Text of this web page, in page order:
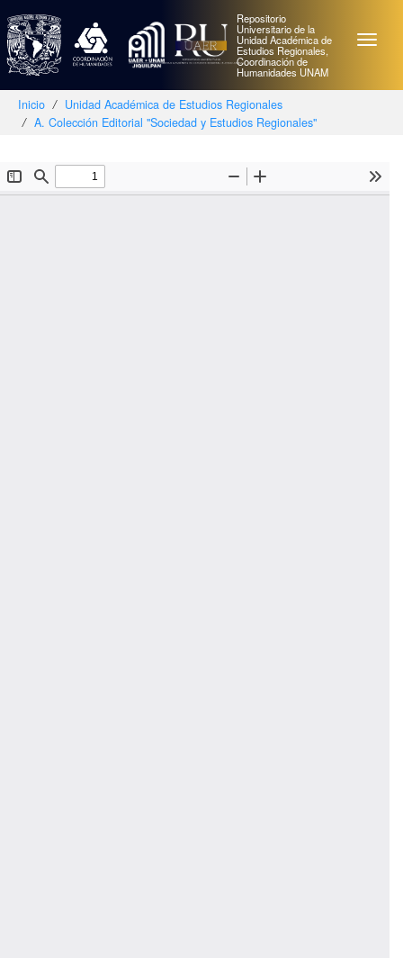
navigation
Repositorio
Universitario de la
Unidad Académica de
Estudios Regionales,
Coordinación de
Humanidades UNAM
Inicio
Unidad Académica de Estudios Regionales
A. Colección Editorial "Sociedad y Estudios Regionales"